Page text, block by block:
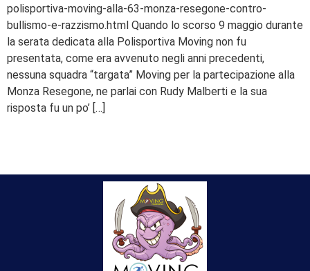
polisportiva-moving-alla-63-monza-resegone-contro-
bullismo-e-razzismo.html Quando lo scorso 9 maggio durante
la serata dedicata alla Polisportiva Moving non fu
presentata, come era avvenuto negli anni precedenti,
nessuna squadra “targata” Moving per la partecipazione alla
Monza Resegone, ne parlai con Rudy Malberti e la sua
risposta fu un po’ […]